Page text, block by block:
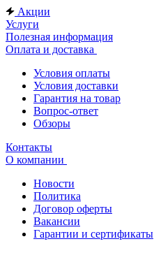
Акции
Услуги
Полезная информация
Оплата и доставка
Условия оплаты
Условия доставки
Гарантия на товар
Вопрос-ответ
Обзоры
Контакты
О компании
Новости
Политика
Договор оферты
Вакансии
Гарантии и сертификаты